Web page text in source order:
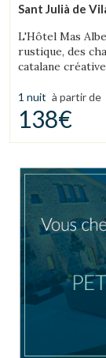
Sant Julià de
L'Hôtel Mas
rustique, des
catalane
1 nuit à partir de
138€